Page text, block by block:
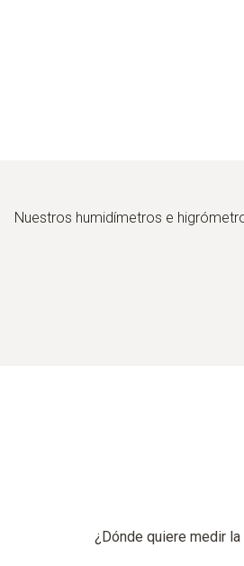
Nuestros humidímetros e
¿Dónde quiere medir la